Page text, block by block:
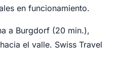
en funcionamiento.
a Burgdorf (20 min.),
el valle. Swiss Travel